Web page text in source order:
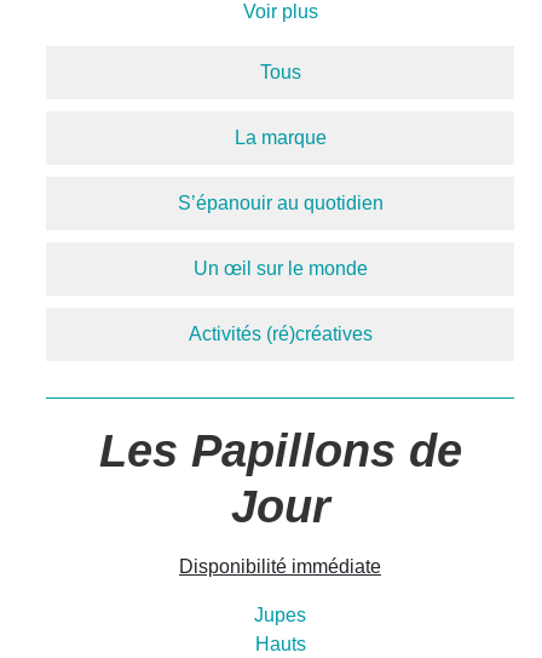
Voir plus
Tous
La marque
S’épanouir au quotidien
Un œil sur le monde
Activités (ré)créatives
Les Papillons de
Jour
Disponibilité immédiate
Jupes
Hauts